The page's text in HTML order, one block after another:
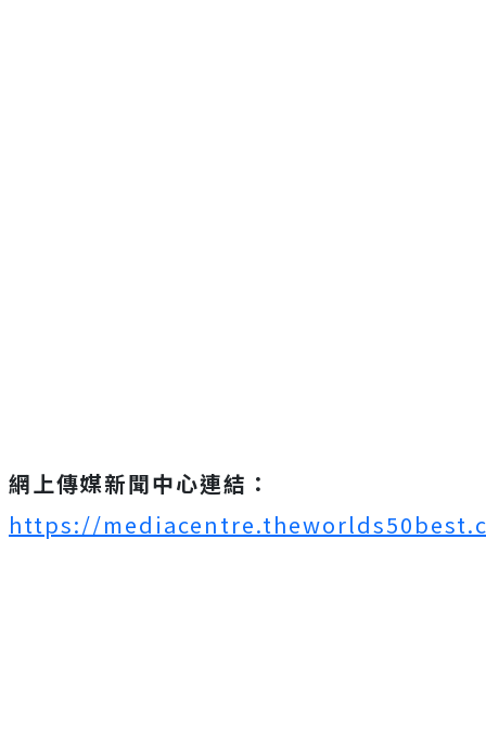
網上傳媒新聞中心連結：
https://